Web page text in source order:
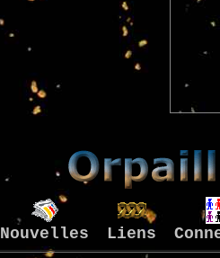
Nouvelles Liens